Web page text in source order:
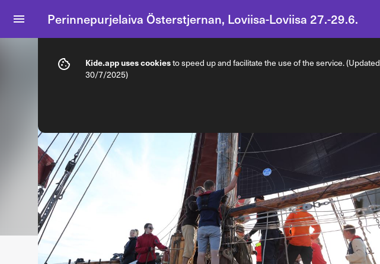
Perinnepurjelaiva Österstjernan, Loviisa-Loviisa 27.-29.6.
Kide.app uses cookiesto speed up and facilitate the use of the service. (Updated
30/7/2025)